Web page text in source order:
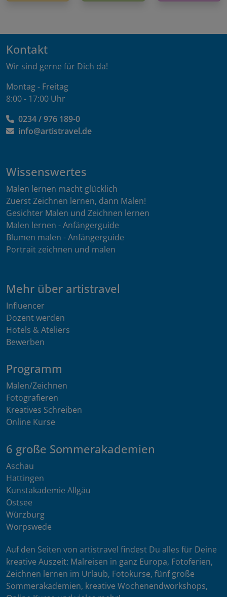
Kontakt
Wir sind gerne für Dich da!
Montag - Freitag
8:00 - 17:00 Uhr
0234 / 976 189-0
info@artistravel.de
Wissenswertes
Malen lernen macht glücklich
Zuerst Zeichnen lernen, dann Malen!
Gesichter Malen und Zeichnen lernen
Malen lernen - Anfängerguide
Blumen malen - Anfängerguide
Portrait zeichnen und malen
Mehr über artistravel
Influencer
Dozent werden
Hotels & Ateliers
Bewerben
Programm
Malen/Zeichnen
Fotografieren
Kreatives Schreiben
Online Kurse
6 große Sommerakademien
Aschau
Hattingen
Kunstakademie Allgäu
Ostsee
Würzburg
Worpswede
Auf den Seiten von artistravel findest Du alles für Deine
kreative Auszeit: Malreisen in ganz Europa, Fotoferien,
Zeichnen lernen im Urlaub, Fotokurse, fünf große
Sommerakademien, kreative Wochenendworkshops,